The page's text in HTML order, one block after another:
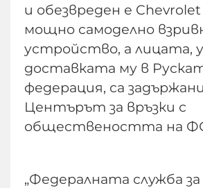
и обезвреден е Chevrolet
мощно самоделно
устройство, а лицата,
доставката му в
федерация, са
Центърът за връзки с
обществеността на
„Федералната служба за